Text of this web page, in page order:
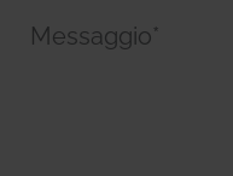
Messaggio*